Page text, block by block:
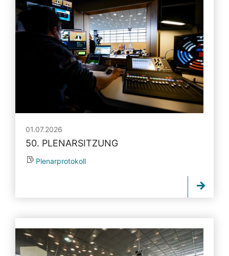
01.07.2026
50. PLENARSITZUNG
Plenarprotokoll